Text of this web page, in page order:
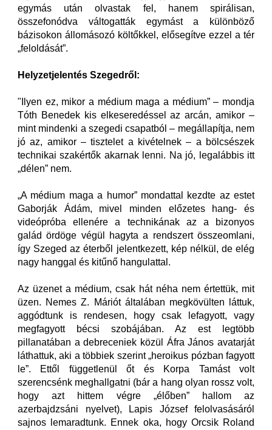
egymás után olvastak fel, hanem spirálisan,
összefonódva váltogatták egymást a különböző
bázisokon állomásozó költőkkel, elősegítve ezzel a tér
„feloldását”.
Helyzetjelentés Szegedről:
"Ilyen ez, mikor a médium maga a médium” – mondja
Tóth Benedek kis elkeseredéssel az arcán, amikor –
mint mindenki a szegedi csapatból – megállapítja, nem
jó az, amikor – tisztelet a kivételnek – a bölcsészek
technikai szakértők akarnak lenni. Na jó, legalábbis itt
„délen” nem.
„A médium maga a humor” mondattal kezdte az estet
Gaborják Ádám, mivel minden előzetes hang- és
videópróba ellenére a technikának az a bizonyos
galád ördöge végül hagyta a rendszert összeomlani,
így Szeged az éterből jelentkezett, kép nélkül, de elég
nagy hanggal és kitűnő hangulattal.
Az üzenet a médium, csak hát néha nem értettük, mit
üzen. Nemes Z. Máriót általában megkövülten láttuk,
aggódtunk is rendesen, hogy csak lefagyott, vagy
megfagyott bécsi szobájában. Az est legtöbb
pillanatában a debreceniek közül Áfra János avatarját
láthattuk, aki a többiek szerint „heroikus pózban fagyott
le”. Ettől függetlenül őt és Korpa Tamást volt
szerencsénk meghallgatni (bár a hang olyan rossz volt,
hogy azt hittem végre „élőben” hallom az
azerbajdzsáni nyelvet), Lapis József felolvasásáról
sajnos lemaradtunk. Ennek oka, hogy Orcsik Roland